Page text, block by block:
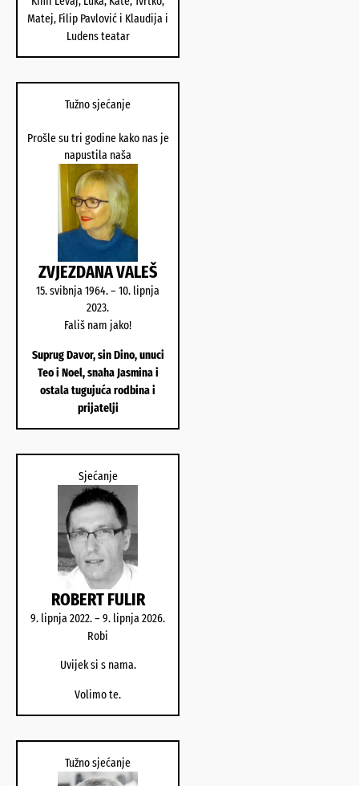
Matej, Filip Pavlović i Klaudija i
Ludens teatar
Tužno sjećanje
Prošle su tri godine kako nas je
napustila naša
ZVJEZDANA VALEŠ
15. svibnja 1964. – 10. lipnja
2023.
Fališ nam jako!
Suprug Davor, sin Dino, unuci
Teo i Noel, snaha Jasmina i
ostala tugujuća rodbina i
prijatelji
Sjećanje
ROBERT FULIR
9. lipnja 2022. – 9. lipnja 2026.
Robi
Uvijek si s nama.
Volimo te.
Tužno sjećanje